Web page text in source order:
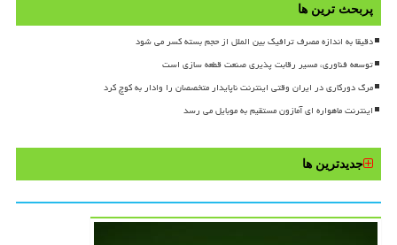
پربحث ترین ها
دقیقا به اندازه مصرف ترافیک بین الملل از حجم بسته کسر می شود
توسعه فناوری، مسیر رقابت پذیری صنعت قطعه سازی است
مرگ دورکاری در ایران وقتی اینترنت ناپایدار متخصصان را وادار به کوچ کرد
اینترنت ماهواره ای آمازون مستقیم به موبایل می رسد
جدیدترین ها